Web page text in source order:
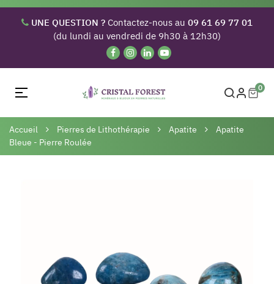
UNE QUESTION ? Contactez-nous au 09 61 69 77 01
(du lundi au vendredi de 9h30 à 12h30)
Basculer
navigation
☰ 0
Accueil Pierres de Lithothérapie Apatite
Apatite
Bleue - Pierre Roulée